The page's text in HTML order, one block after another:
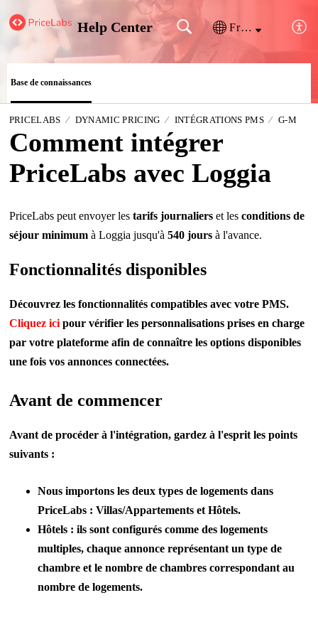
Help Center Français (France)
Base de connaissances
PRICELABS DYNAMIC PRICING INTÉGRATIONS PMS G-M
Comment intégrer
PriceLabs avec Loggia
PriceLabs peut envoyer les tarifs journalierset les conditions de
séjour minimumà Loggia jusqu'à 540 joursà l'avance.
Fonctionnalités disponibles
Découvrez les fonctionnalités compatibles avec votre PMS.
Cliquez icipour vérifier les personnalisations prises en charge
par votre plateforme afin de connaître les options disponibles
une fois vos annonces connectées.
Avant de commencer
Avant de procéder à l'intégration, gardez à l'esprit les points
suivants :
Nous importons les deux types de logements dans
PriceLabs : Villas/Appartements et Hôtels.
Hôtels : ils sont configurés comme des logements
multiples, chaque annonce représentant un type de
chambre et le nombre de chambres correspondant au
nombre de logements.